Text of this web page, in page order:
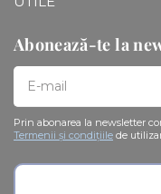
Abonează-te la
Doresc
primesc
pe
email
despre
Prin abonarea la newsletter
Termenii și condițiile de